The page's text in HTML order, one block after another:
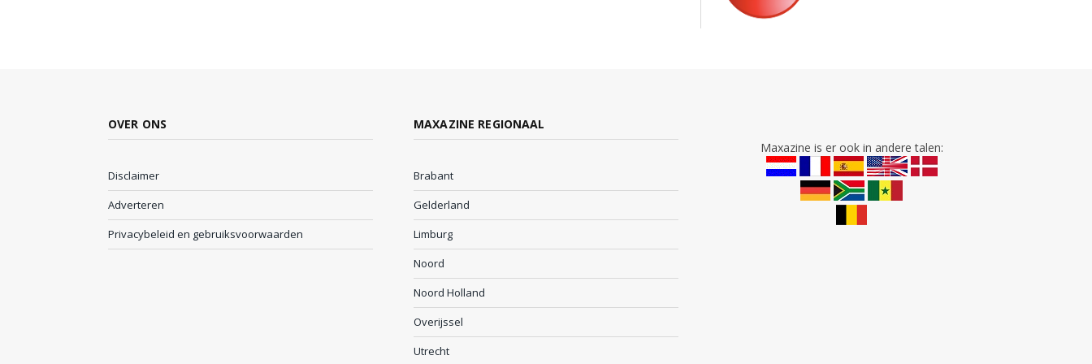
OVER ONS
Disclaimer
Adverteren
Privacybeleid en gebruiksvoorwaarden
MAXAZINE REGIONAAL
Brabant
Gelderland
Limburg
Noord
Noord Holland
Overijssel
Utrecht
Maxazine is er ook in andere talen: